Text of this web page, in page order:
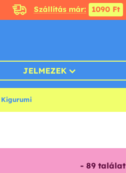
Szállítás már: 1090 Ft
JELMEZEK
Kigurumi
- 89 találat